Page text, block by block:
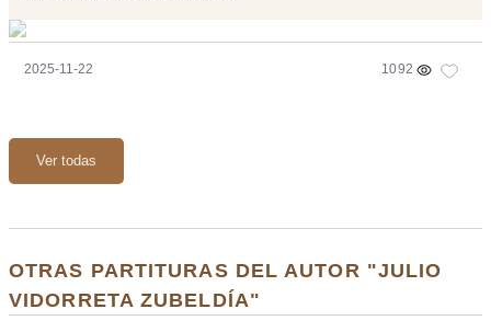
2025-11-22 1092
Ver todas
OTRAS PARTITURAS DEL AUTOR "JULIO
VIDORRETA ZUBELDÍA"